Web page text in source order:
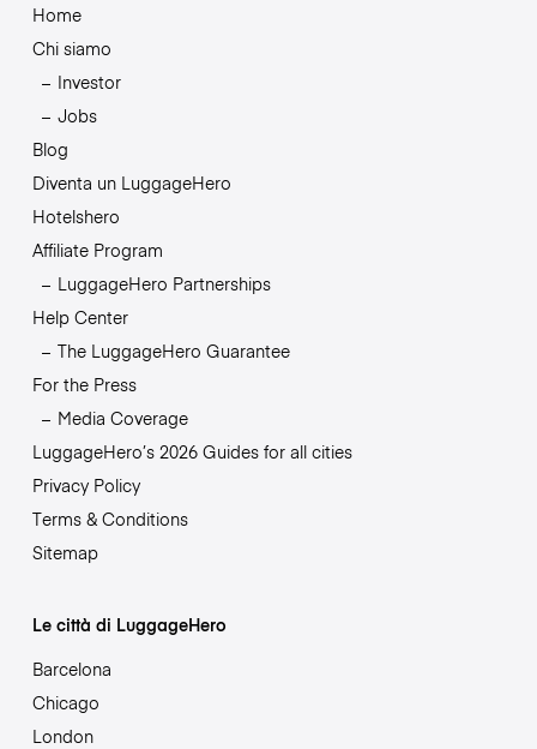
Home
Chi siamo
Investor
Jobs
Blog
Diventa un LuggageHero
Hotelshero
Affiliate Program
LuggageHero Partnerships
Help Center
The LuggageHero Guarantee
For the Press
Media Coverage
LuggageHero’s 2026 Guides for all cities
Privacy Policy
Terms & Conditions
Sitemap
Le città di LuggageHero
Barcelona
Chicago
London